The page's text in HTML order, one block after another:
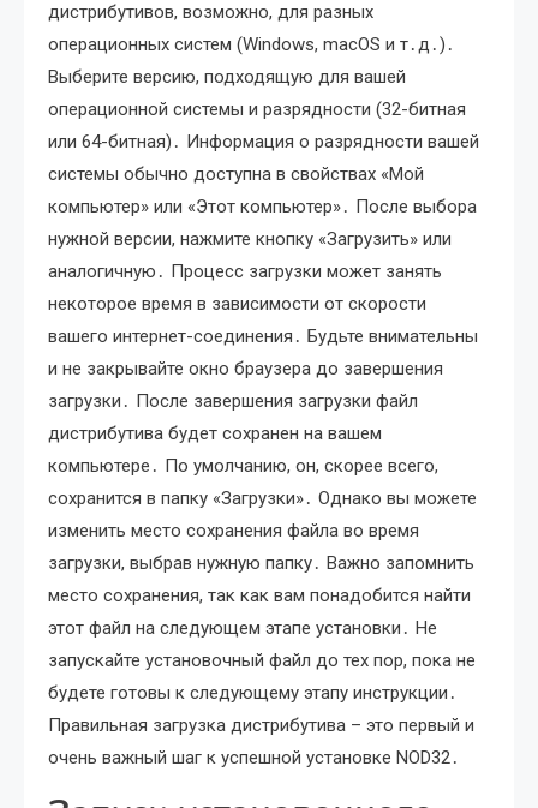
дистрибутивов, возможно, для разных
операционных систем (Windows, macOS и т․д․)․
Выберите версию, подходящую для вашей
операционной системы и разрядности (32-битная
или 64-битная)․ Информация о разрядности вашей
системы обычно доступна в свойствах «Мой
компьютер» или «Этот компьютер»․ После выбора
нужной версии, нажмите кнопку «Загрузить» или
аналогичную․ Процесс загрузки может занять
некоторое время в зависимости от скорости
вашего интернет-соединения․ Будьте внимательны
и не закрывайте окно браузера до завершения
загрузки․ После завершения загрузки файл
дистрибутива будет сохранен на вашем
компьютере․ По умолчанию, он, скорее всего,
сохранится в папку «Загрузки»․ Однако вы можете
изменить место сохранения файла во время
загрузки, выбрав нужную папку․ Важно запомнить
место сохранения, так как вам понадобится найти
этот файл на следующем этапе установки․ Не
запускайте установочный файл до тех пор, пока не
будете готовы к следующему этапу инструкции․
Правильная загрузка дистрибутива – это первый и
очень важный шаг к успешной установке NOD32․